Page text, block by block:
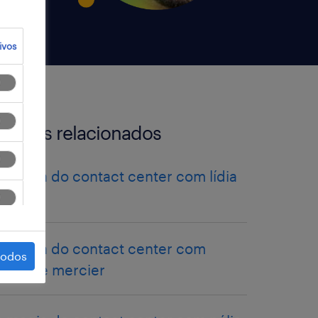
relacionados
magia do contact center com lídia
a magia do contact center com
mercier